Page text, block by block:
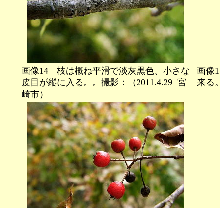
画像14 枝は概ね平滑で淡灰黒色、小さな
皮目が縦に入る。。撮影：（2011.4.29 宮
崎市）
画像
来る